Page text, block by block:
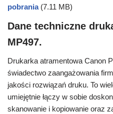
pobrania (7.11 MB)
Dane techniczne
MP497.
Drukarka atramentowa Canon
świadectwo zaangażowania
jakości rozwiązań druku. To
umiejętnie łączy w sobie
skanowanie i kopiowanie oraz